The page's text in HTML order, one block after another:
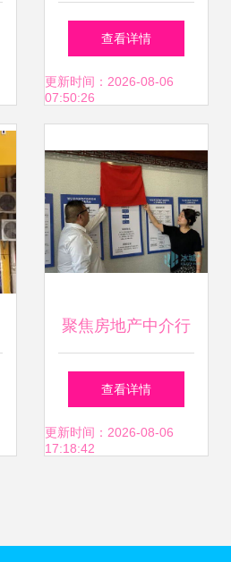
分一杯羹的新赛
道，还是闹着玩的
查看详情
更新时间：2026-08-06
07:50:26
聚焦房地产中介行
业矛盾纠纷 哈市房
产经纪行业协会人
查看详情
更新时间：2026-08-06
17:18:42